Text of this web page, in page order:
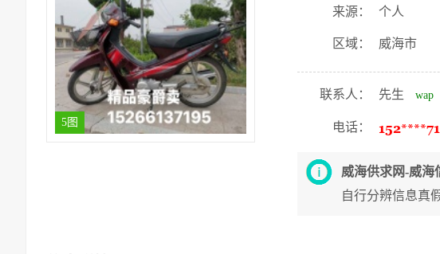
5图
来源： 个人
区域： 威海市
联系人： 先生 wap
电话：
威海供求网-威海
自行分辨信息真